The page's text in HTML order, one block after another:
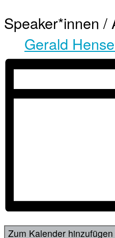
Speaker*innen /
Gerald
Zum Kalender hinzufügen